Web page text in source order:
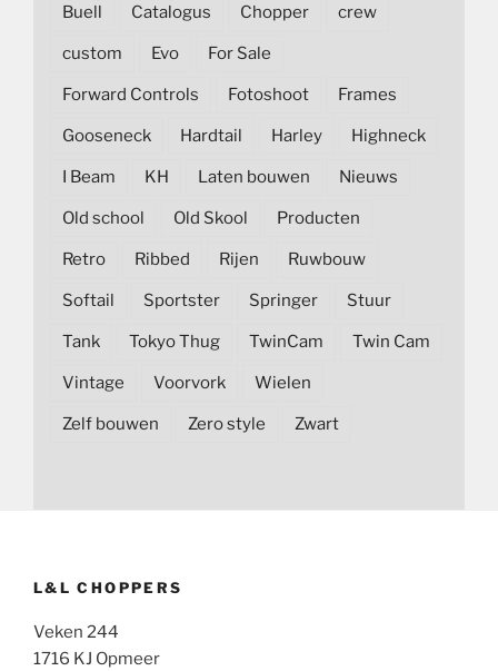
Buell Catalogus Chopper crew
custom Evo For Sale
Forward Controls Fotoshoot Frames
Gooseneck Hardtail Harley Highneck
I Beam KH Laten bouwen Nieuws
Old school Old Skool Producten
Retro Ribbed Rijen Ruwbouw
Softail Sportster Springer Stuur
Tank Tokyo Thug TwinCam Twin Cam
Vintage Voorvork Wielen
Zelf bouwen Zero style Zwart
L&L CHOPPERS
Veken 244
1716 KJ Opmeer